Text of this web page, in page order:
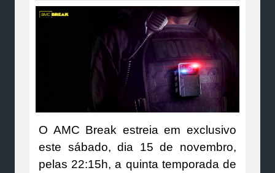
O AMC Break estreia em exclusivo
este sábado, dia 15 de novembro,
pelas 22:15h, a quinta temporada de